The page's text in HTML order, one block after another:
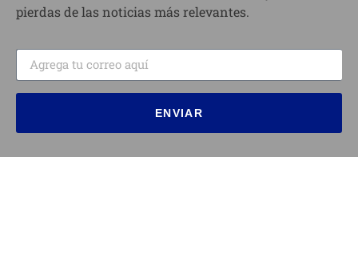
pierdas de las noticias más relevantes.
ENVIAR